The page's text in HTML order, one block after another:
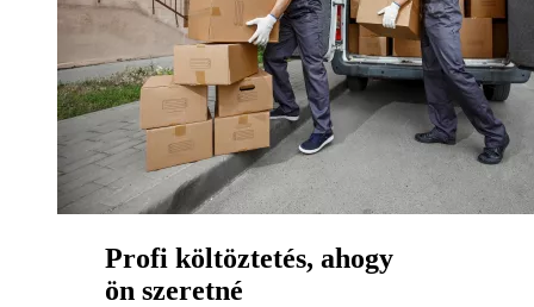
Profi költöztetés, ahogy
ön szeretné